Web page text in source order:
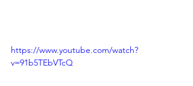
https://www.youtube.com/watch?
v=91b5TEbVTcQ